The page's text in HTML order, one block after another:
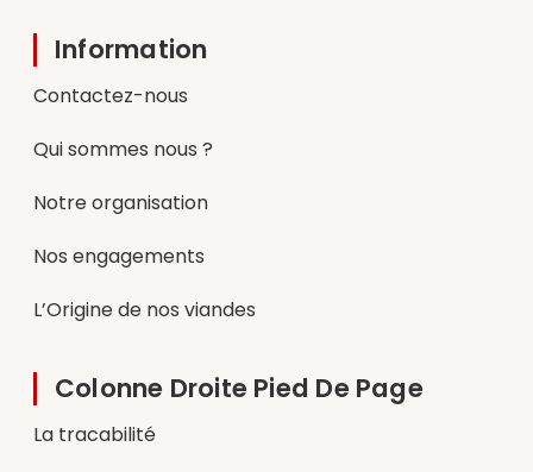
Information
Contactez-nous
Qui sommes nous ?
Notre organisation
Nos engagements
L’Origine de nos viandes
Colonne Droite Pied De Page
La tracabilité